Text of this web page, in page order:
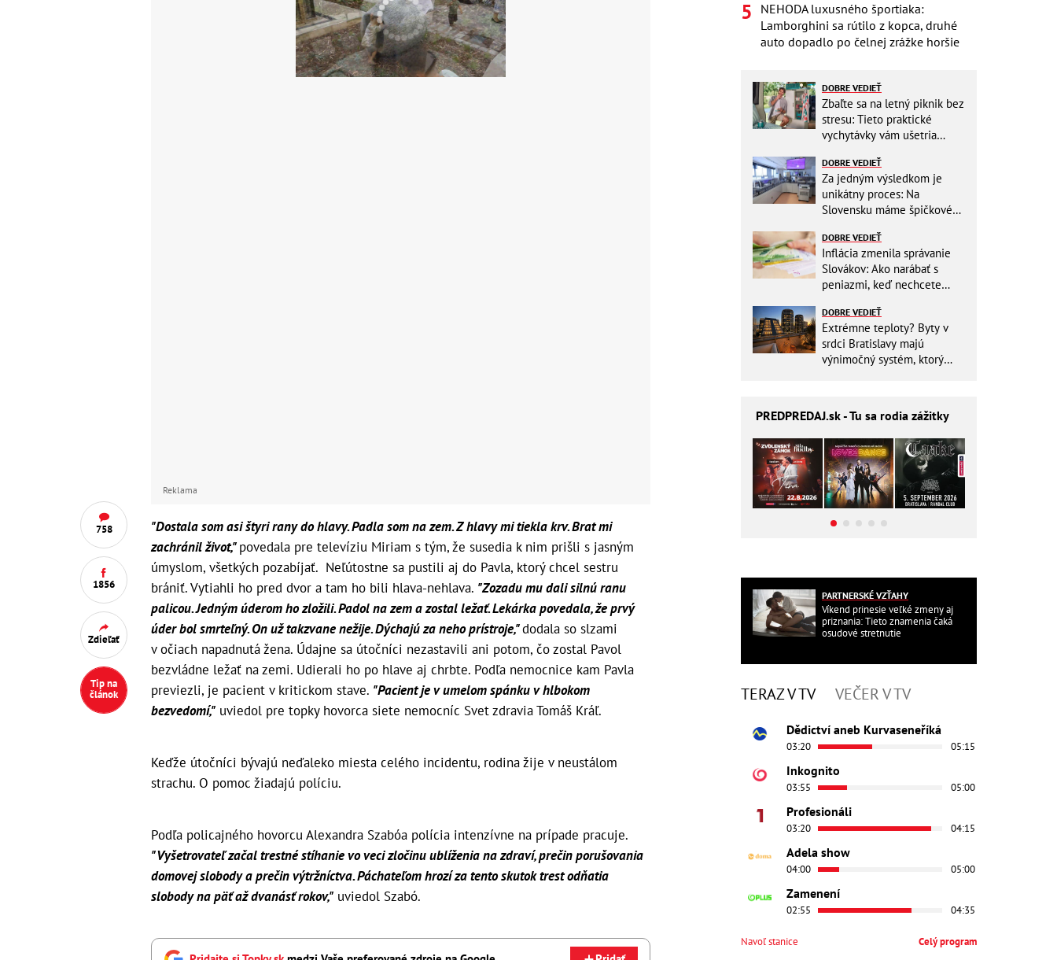
758
1856
Zdieľať
Tip na
článok
Reklama
"Dostala som asi štyri rany do hlavy. Padla som na zem. Z hlavy mi tiekla krv. Brat mi
zachránil život,"povedala pre televíziu Miriam s tým, že susedia k nim prišli s jasným
úmyslom, všetkých pozabíjať. Neľútostne sa pustili aj do Pavla, ktorý chcel sestru
brániť. Vytiahli ho pred dvor a tam ho bili hlava-nehlava. "Zozadu mu dali silnú ranu
palicou. Jedným úderom ho zložili. Padol na zem a zostal ležať. Lekárka povedala, že prvý
úder bol smrteľný. On už takzvane nežije. Dýchajú za neho prístroje,"dodala so slzami
v očiach napadnutá žena. Údajne sa útočníci nezastavili ani potom, čo zostal Pavol
bezvládne ležať na zemi. Udierali ho po hlave aj chrbte. Podľa nemocnice kam Pavla
previezli, je pacient v kritickom stave. "Pacient je v umelom spánku v hlbokom
bezvedomí," uviedol pre topky hovorca siete nemocníc Svet zdravia Tomáš Kráľ.
Keďže útočníci bývajú neďaleko miesta celého incidentu, rodina žije v neustálom
strachu. O pomoc žiadajú políciu.
Podľa policajného hovorcu Alexandra Szabóa polícia intenzívne na prípade pracuje.
"Vyšetrovateľ začal trestné stíhanie vo veci zločinu ublíženia na zdraví, prečin porušovania
domovej slobody a prečin výtržníctva. Páchateľom hrozí za tento skutok trest odňatia
slobody na päť až dvanásť rokov," uviedol Szabó.
NEHODA luxusného športiaka:
Lamborghini sa rútilo z kopca, druhé
auto dopadlo po čelnej zrážke horšie
DOBRE VEDIEŤ
Zbaľte sa na letný piknik bez
stresu: Tieto praktické
vychytávky vám ušetria
DOBRE VEDIEŤ
Za jedným výsledkom je
unikátny proces: Na
Slovensku máme špičkové
DOBRE VEDIEŤ
Inflácia zmenila správanie
Slovákov: Ako narábať s
peniazmi, keď nechcete
DOBRE VEDIEŤ
Extrémne teploty? Byty v
srdci Bratislavy majú
výnimočný systém, ktorý
PREDPREDAJ.sk - Tu sa rodia zážitky
PARTNERSKÉ VZŤAHY
Víkend prinesie veľké zmeny aj
priznania: Tieto znamenia čaká
osudové stretnutie
TERAZ V TV VEČER V TV
Dědictví aneb Kurvaseneříká
03:20 05:15
Inkognito
03:55 05:00
Profesionáli
03:20 04:15
Adela show
04:00 05:00
Zamenení
02:55 04:35
Navoľ stanice Celý program